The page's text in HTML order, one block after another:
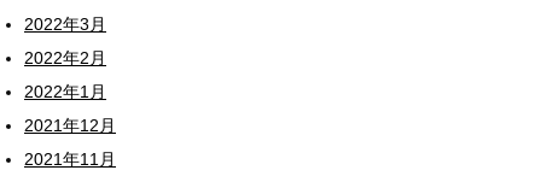
2022年3月
2022年2月
2022年1月
2021年12月
2021年11月